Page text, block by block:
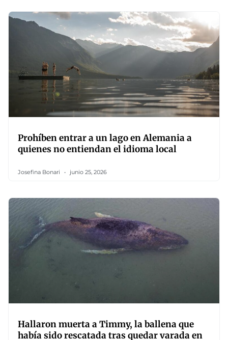
Prohíben entrar a un lago en Alemania a
quienes no entiendan el idioma local
Josefina Bonari junio 25, 2026
Hallaron muerta a Timmy, la ballena que
había sido rescatada tras quedar varada en